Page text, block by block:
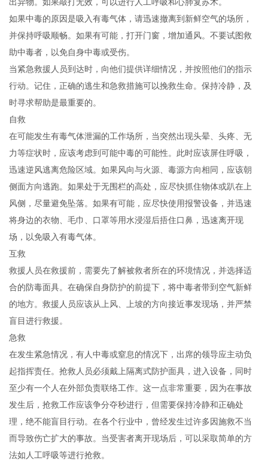
出异物。如果敲打无效，可以进行人工呼吸和心肺复苏术。
如果中毒的原因是吸入有毒气体，请迅速撤离到新鲜空气的场所，
并保持呼吸顺畅。如果有可能，打开门窗，增加通风。不要试图救
助中毒者，以免自身中毒或受伤。
当紧急救援人员到达时，向他们提供详细情况，并按照他们的指示
行动。记住，正确的逃生和急救措施可以挽救生命。保持冷静，及
时寻求帮助是最重要的。
自救
在可能发生有毒气体泄漏的工作场所，当突然出现头晕、头疼、无
力等症状时，应该考虑到可能中毒的可能性。此时应该屏住呼吸，
迅速逆风逃离危险区域。如果风向与火源、毒源方向相同，应该朝
侧面方向逃跑。如果处于无围栏的高处，应尽快抓住物体或趴在上
风侧，尽量避免坠落。如果有可能，应尽快使用报警设备，并迅速
将身边的衣物、毛巾、口罩等用水浸湿后捂住口鼻，迅速离开现
场，以免吸入有毒气体。
互救
救援人员在救援前，需要先了解被救者所在的环境情况，并选择适
合的防毒面具。在确保自身防护的前提下，将中毒者带到空气新鲜
的地方。救援人员应该从上风、上坡的方向接近事发现场，并严禁
盲目进行救援。
急救
在发生紧急情况，有人中毒或窒息的情况下，出席的领导应主动负
起指挥责任。抢救人员必须戴上隔离式防护面具，进入设备，同时
至少有一个人在外部负责联络工作。这一点非常重要，因为在事故
发生后，抢救工作应该争分夺秒进行，但需要保持冷静和正确处
理，绝不能盲目行动。在各个行业中，曾经发生过许多因施救不当
而导致伤亡扩大的事故。当受害者离开现场后，可以采取简单的方
法如人工呼吸等进行抢救。